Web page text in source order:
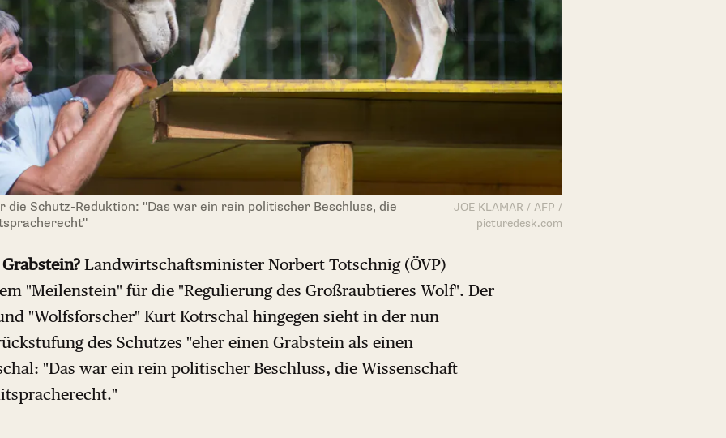
Schutz-Reduktion: "Das war ein rein politischer Beschluss, die
JOE KLAMAR / AFP /
picturedesk.com
Landwirtschaftsminister Norbert Totschnig (ÖVP)
"Meilenstein" für die "Regulierung des Großraubtieres Wolf". Der
"Wolfsforscher" Kurt Kotrschal hingegen sieht in der nun
des Schutzes "eher einen Grabstein als einen
"Das war ein rein politischer Beschluss, die Wissenschaft